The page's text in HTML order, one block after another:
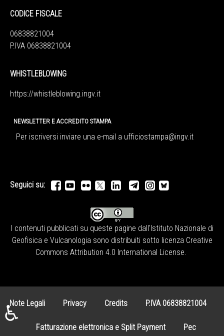
CODICE FISCALE
06838821004
P.IVA 06838821004
WHISTLEBLOWING
https://whistleblowing.ingv.it
NEWSLETTER E ACCREDITO STAMPA
Per iscriversi inviare una e-mail a ufficiostampa@ingv.it
Seguici su:
I contenuti pubblicati su queste pagine dall' Istituto Nazionale di
Geofisica e Vulcanologia sono distribuiti sotto licenza Creative
Commons Attribution 4.0 International License.
Note Legali Privacy Credits P.IVA 06838821004
Fatturazione elettronica e Split Payment Pec